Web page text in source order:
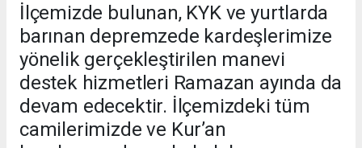
İlçemizde bulunan, KYK ve yurtlarda
barınan depremzede kardeşlerimize
yönelik gerçekleştirilen manevi
destek hizmetleri Ramazan ayında da
devam edecektir. İlçemizdeki tüm
camilerimizde ve Kur’an